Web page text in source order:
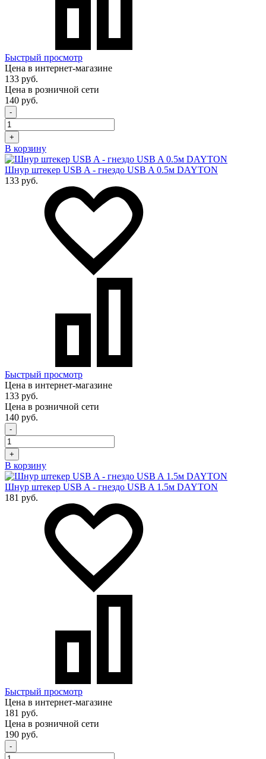
Быстрый просмотр
Цена в интернет-магазине
133 руб.
Цена в розничной сети
140 руб.
-
+
В корзину
Шнур штекер USB A - гнездо USB A 0.5м DAYTON
133 руб.
Быстрый просмотр
Цена в интернет-магазине
133 руб.
Цена в розничной сети
140 руб.
-
+
В корзину
Шнур штекер USB A - гнездо USB A 1.5м DAYTON
181 руб.
Быстрый просмотр
Цена в интернет-магазине
181 руб.
Цена в розничной сети
190 руб.
-